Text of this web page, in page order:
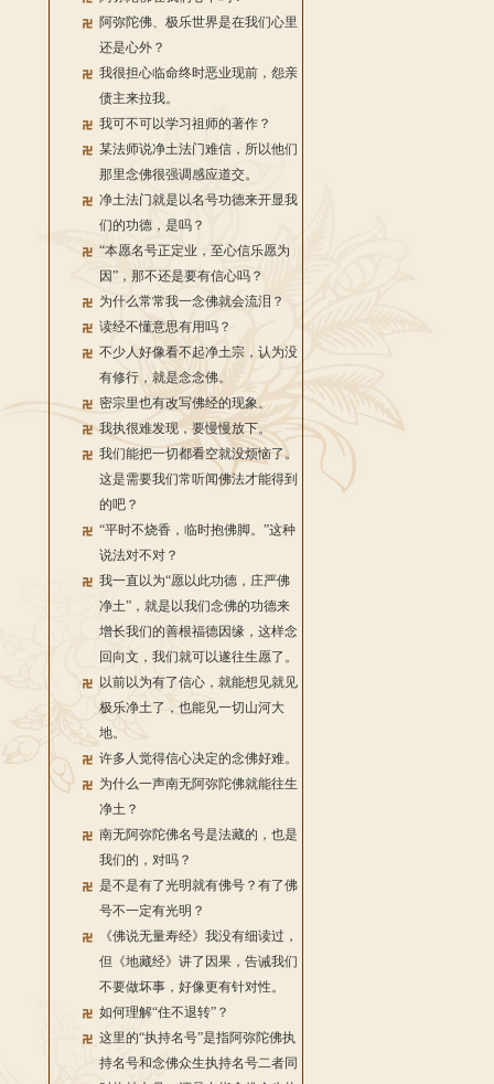
阿弥陀佛、极乐世界是在我们心里
还是心外？
我很担心临命终时恶业现前，怨亲
债主来拉我。
我可不可以学习祖师的著作？
某法师说净土法门难信，所以他们
那里念佛很强调感应道交。
净土法门就是以名号功德来开显我
们的功德，是吗？
“本愿名号正定业，至心信乐愿为
因”，那不还是要有信心吗？
为什么常常我一念佛就会流泪？
读经不懂意思有用吗？
不少人好像看不起净土宗，认为没
有修行，就是念念佛。
密宗里也有改写佛经的现象。
我执很难发现，要慢慢放下。
我们能把一切都看空就没烦恼了。
这是需要我们常听闻佛法才能得到
的吧？
“平时不烧香，临时抱佛脚。”这种
说法对不对？
我一直以为“愿以此功德，庄严佛
净土”，就是以我们念佛的功德来
增长我们的善根福德因缘，这样念
回向文，我们就可以遂往生愿了。
以前以为有了信心，就能想见就见
极乐净土了，也能见一切山河大
地。
许多人觉得信心决定的念佛好难。
为什么一声南无阿弥陀佛就能往生
净土？
南无阿弥陀佛名号是法藏的，也是
我们的，对吗？
是不是有了光明就有佛号？有了佛
号不一定有光明？
《佛说无量寿经》我没有细读过，
但《地藏经》讲了因果，告诫我们
不要做坏事，好像更有针对性。
如何理解“住不退转”？
这里的“执持名号”是指阿弥陀佛执
持名号和念佛众生执持名号二者同